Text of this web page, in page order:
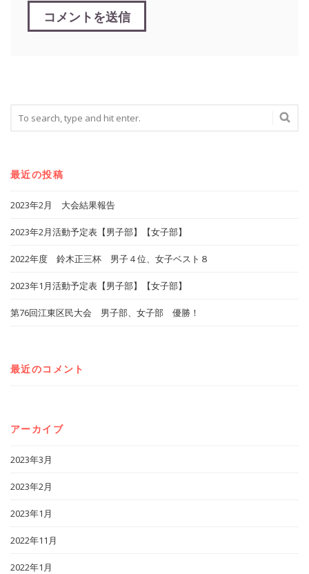
最近の投稿
2023年2月 大会結果報告
2023年2月活動予定表【男子部】【女子部】
2022年度 鈴木正三杯 男子４位、女子ベスト８
2023年1月活動予定表【男子部】【女子部】
第76回江東区民大会 男子部、女子部 優勝！
最近のコメント
アーカイブ
2023年3月
2023年2月
2023年1月
2022年11月
2022年1月